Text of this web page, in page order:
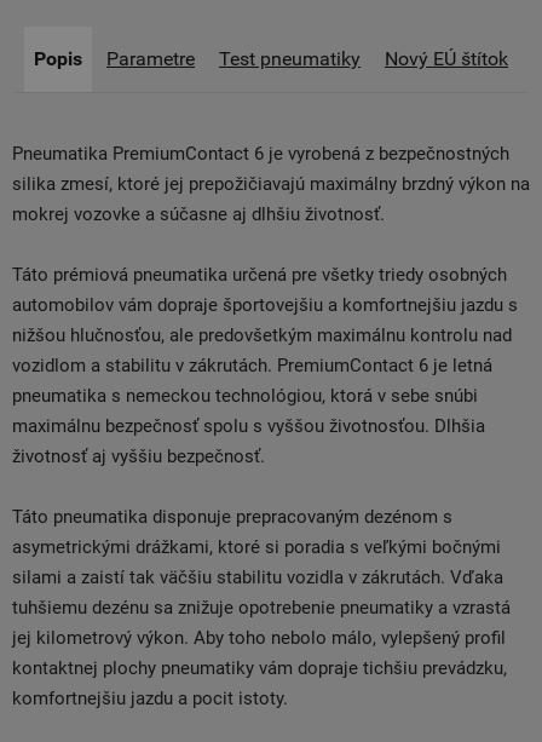
Popis Parametre Test pneumatiky Nový EÚ štítok
Pneumatika PremiumContact 6 je vyrobená z bezpečnostných
silika zmesí, ktoré jej prepožičiavajú maximálny brzdný výkon na
mokrej vozovke a súčasne aj dlhšiu životnosť.
Táto prémiová pneumatika určená pre všetky triedy osobných
automobilov vám dopraje športovejšiu a komfortnejšiu jazdu s
nižšou hlučnosťou, ale predovšetkým maximálnu kontrolu nad
vozidlom a stabilitu v zákrutách. PremiumContact 6 je letná
pneumatika s nemeckou technológiou, ktorá v sebe snúbi
maximálnu bezpečnosť spolu s vyššou životnosťou. Dlhšia
životnosť aj vyššiu bezpečnosť.
Táto pneumatika disponuje prepracovaným dezénom s
asymetrickými drážkami, ktoré si poradia s veľkými bočnými
silami a zaistí tak väčšiu stabilitu vozidla v zákrutách. Vďaka
tuhšiemu dezénu sa znižuje opotrebenie pneumatiky a vzrastá
jej kilometrový výkon. Aby toho nebolo málo, vylepšený profil
kontaktnej plochy pneumatiky vám dopraje tichšiu prevádzku,
komfortnejšiu jazdu a pocit istoty.